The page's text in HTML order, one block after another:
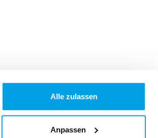
Alle zulassen
Anpassen